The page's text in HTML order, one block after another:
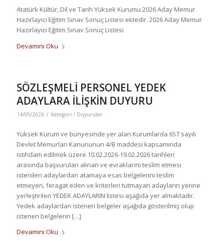
Atatürk Kültür, Dil ve Tarih Yüksek Kurumu 2026 Aday Memur
Hazırlayıcı Eğitim Sınav Sonuç Listesi ektedir. 2026 Aday Memur
Hazırlayıcı Eğitim Sınav Sonuç Listesi
Devamını Oku
SÖZLEŞMELİ PERSONEL YEDEK
ADAYLARA İLİŞKİN DUYURU
14/05/2026 / Kategori / Duyurular
Yüksek Kurum ve bünyesinde yer alan Kurumlarda 657 sayılı
Devlet Memurları Kanununun 4/B maddesi kapsamında
istihdam edilmek üzere 10.02.2026-19.02.2026 tarihleri
arasında başvuruları alınan ve evraklarını teslim etmesi
istenilen adaylardan atamaya esas belgelerini teslim
etmeyen, feragat eden ve kriterleri tutmayan adayların yerine
yerleştirilen YEDEK ADAYLARIN listesi aşağıda yer almaktadır.
Yedek adaylardan istenen belgeler aşağıda gösterilmiş olup
istenen belgelerin […]
Devamını Oku